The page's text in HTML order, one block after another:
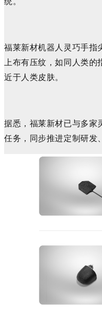
福莱新材机器人灵巧手指
上布有压纹，如同人类的
近于人类皮肤。
据悉，福莱新材已与多家
任务 ，同步推进定制研